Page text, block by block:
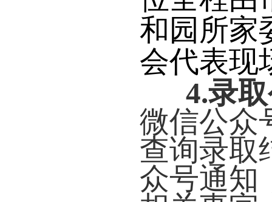
和园所家
会代表现
4.录
微信公众
查询录取
众号通知